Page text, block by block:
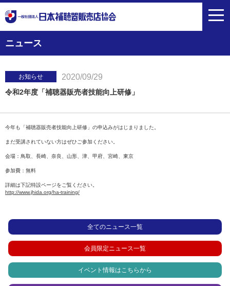
toggle
ニュース
お知らせ 2020/09/29
令和2年度「補聴器販売者技能向上研修」
今年も「補聴器販売者技能向上研修」の申込みがはじまりました。
まだ受講されていない方はぜひご参加ください。
会場：鳥取、長崎、奈良、山形、津、甲府、宮崎、東京
参加費：無料
詳細は下記特設ページをご覧ください。
http://www.jhida.org/ha-training/
全てのニュース一覧
会員限定ニュース一覧
イベント情報はこちらから